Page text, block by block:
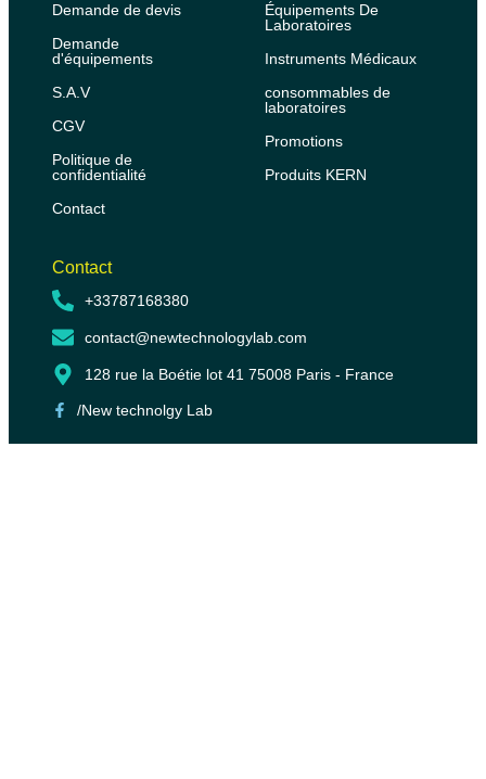
Demande de devis
Demande
d'équipements
S.A.V
CGV
Politique de
confidentialité
Contact
Équipements De
Laboratoires
Instruments Médicaux
consommables de
laboratoires
Promotions
Produits KERN
Contact
+33787168380
contact@newtechnologylab.com
128 rue la Boétie lot 41 75008 Paris - France
/New technolgy Lab